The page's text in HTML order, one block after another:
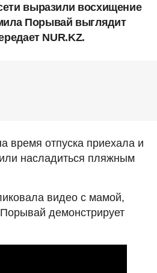
выразили восхищение
Порывай выглядит
NUR.KZ.
отпуска приехала и
насладиться пляжным
видео с мамой,
демонстрирует